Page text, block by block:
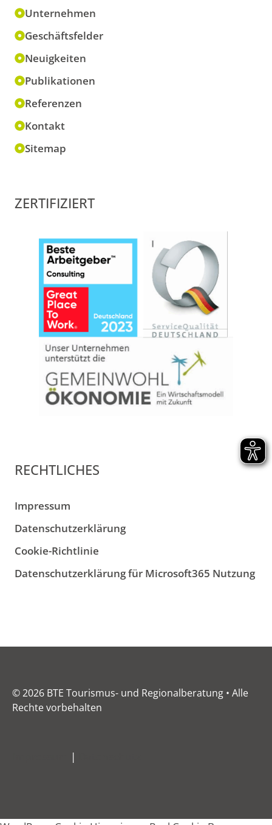
Unternehmen
Geschäftsfelder
Neuigkeiten
Publikationen
Referenzen
Kontakt
Sitemap
ZERTIFIZIERT
RECHTLICHES
Impressum
Datenschutzerklärung
Cookie-Richtlinie
Datenschutzerklärung für Microsoft365 Nutzung
© 2026 BTE Tourismus- und Regionalberatung • Alle
Rechte vorbehalten
|